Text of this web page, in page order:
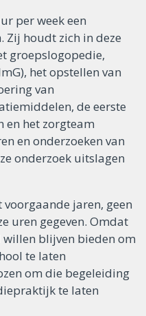
per week een
Zij houdt zich in deze
groepslogopedie,
het opstellen van
van
de eerste
en het zorgteam
en onderzoeken van
onderzoek uitslagen
jaren, geen
uren gegeven. Omdat
blijven bieden om
te laten
om die begeleiding
te laten